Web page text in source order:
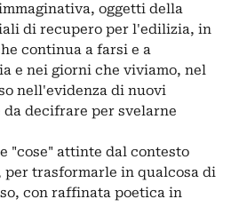
oggetti della
di recupero per l'edilizia, in
continua a farsi e a
e nei giorni che viviamo, nel
nell'evidenza di nuovi
decifrare per svelarne
"cose" attinte dal contesto
trasformarle in qualcosa di
con raffinata poetica in